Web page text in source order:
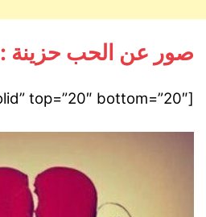
صور عن الحب حزينة :
[divider style=”solid” top=”20″ bottom=”20″]